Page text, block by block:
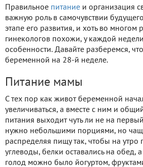
Правильное питание и организация
важную роль в самочувствии
этапе его развития, и хоть во многом
гинекологов похожи, у каждой
особенности. Давайте разберемся,
беременной на 28-й неделе.
Питание мамы
С тех пор как живот беременной
увеличиваться, а вместе с ним и
питания выходит чуть ли не на
нужно небольшими порциями, но
распределяя пищу так, чтобы на утро
углеводы, белки оставались на обед,
голод можно было йогуртом,